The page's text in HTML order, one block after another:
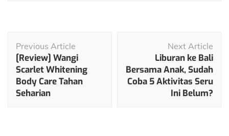
Navigation
Previous Article
[Review] Wangi
Scarlet Whitening
Body Care Tahan
Seharian
Next Article
Liburan ke Bali
Bersama Anak, Sudah
Coba 5 Aktivitas Seru
Ini Belum?